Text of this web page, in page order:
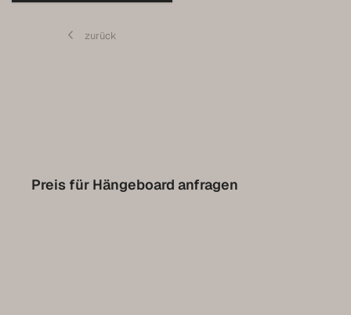
zurück
Preis für Hängeboard anfragen